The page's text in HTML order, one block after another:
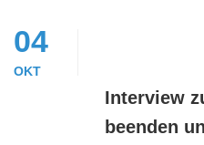
04
OKT
Interview
beenden